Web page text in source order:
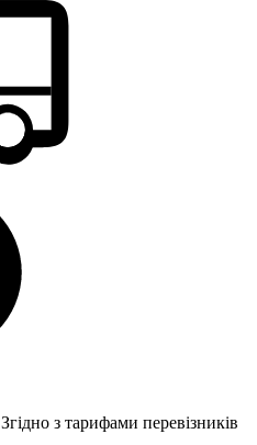
Згідно з тарифами перевізників